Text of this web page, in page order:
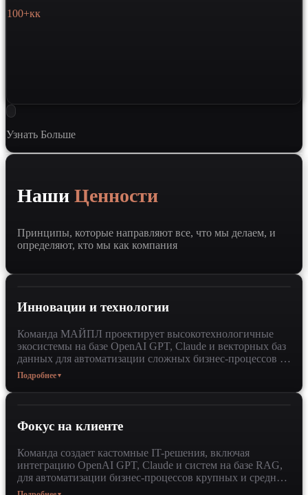
100+кк
Узнать Больше
Наши Ценности
Принципы, которые направляют все, что мы делаем, и
определяют, кто мы как компания
Инновации и технологии
Команда МАЙПЛ проектирует высокотехнологичные
экосистемы на базе OpenAI GPT, Claude и векторных баз
данных для автоматизации сложных бизнес-процессов в
B2B-сегменте. Интеграция передовых RAG-технологий
и Python-решений позволяет компаниям
Применение инновационного стека и глубокой
экспертизы в машинном обучении обеспечивает
операционную эффективность подразделений на 30–50%
и сокращая издержки на обработку данных.
Подробнее ▼
Фокус на клиенте
Команда создает кастомные IT-решения, включая
интеграцию OpenAI GPT, Claude и систем на базе RAG,
для автоматизации бизнес-процессов крупных и средних
компаний. Глубокое погружение в специфику заказчика